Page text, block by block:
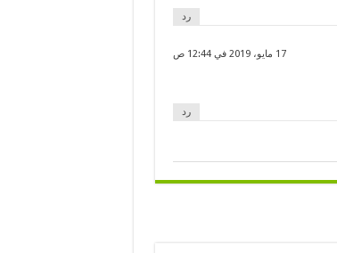
رد
17 مايو، 2019 في 12:44 ص
رد